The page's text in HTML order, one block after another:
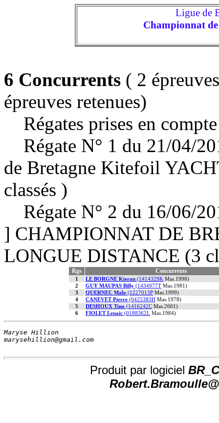
Ligue de
Championnat
6 Concurrents ( 2
épreuves retenues)
Régates prises en
Régate N° 1 du 21/04/
de Bretagne Kitefoil
classés )
Régate N° 2 du 16/06/
] CHAMPIONNAT DE
LONGUE DISTANCE (3
Rgs Concurrents
1 LE BORGNE Kieran (1414329K Mas.1998)
2
GUY MAUPAS Billy (1434977T Mas.1981)
3
QUERNEC Malo (1227013P Mas.1999)
4
CANEVET Pierre (0425383H Mas.1978)
5
DESHOUX Tino (1416242C Mas.2001)
6
FIOLET Lenaic (0188362L Mas.1984)
Maryse Hillion
marysehillion@gmail.com
Produit par logiciel